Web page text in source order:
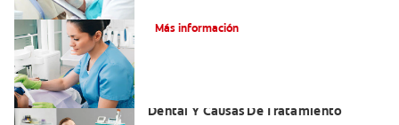
Más información
Dental Y Causas De Tratamiento